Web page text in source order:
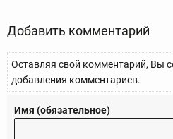
Добавить комментарий
Оставляя свой комментарий, Вы
добавления комментариев.
Имя (обязательное)